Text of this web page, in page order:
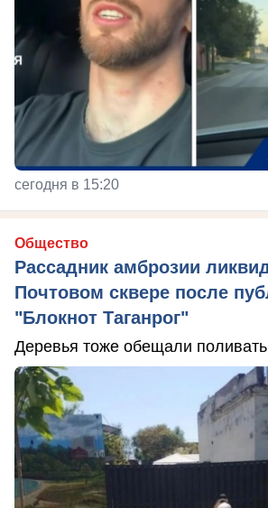
сегодня в 15:20
Общество
Рассадник амброзии
Почтовом сквере после
"Блокнот Таганрог"
Деревья тоже обещали поливать